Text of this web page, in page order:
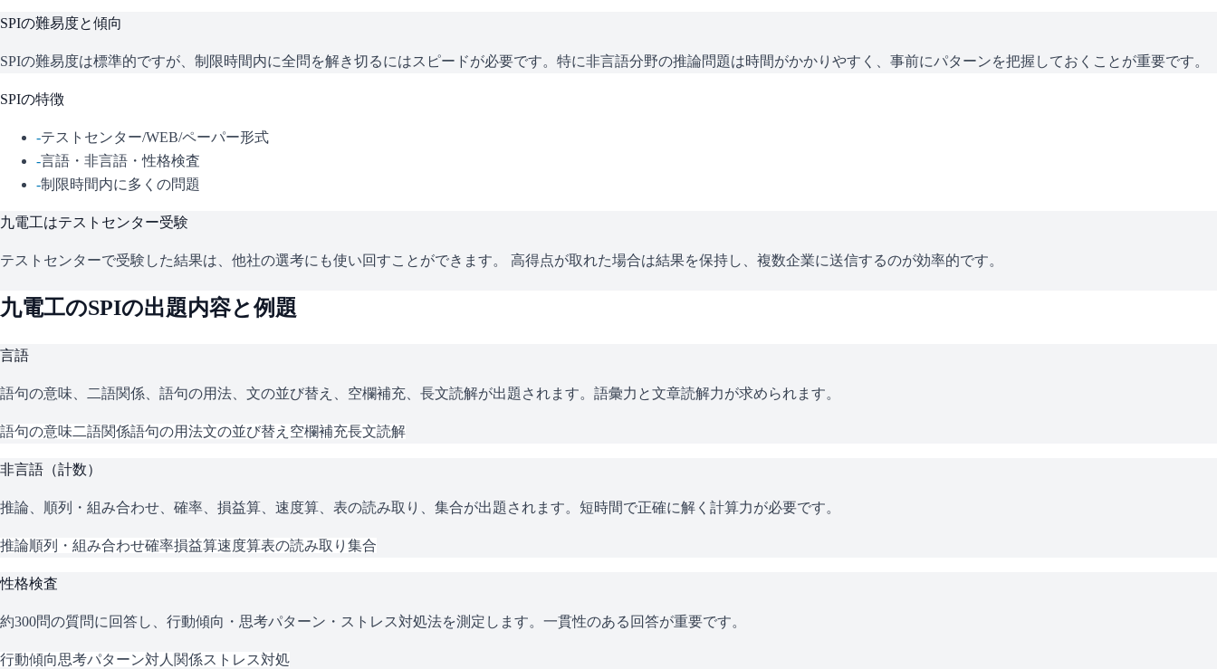
SPIの難易度と傾向
SPIの難易度は標準的ですが、制限時間内に全問を解き切るにはスピードが必要です。特に非言語分野の推論問題は時間がかかりやすく、事前にパターンを把握しておくことが重要です。
SPIの特徴
-テストセンター/WEB/ペーパー形式
-言語・非言語・性格検査
-制限時間内に多くの問題
九電工はテストセンター受験
テストセンターで受験した結果は、他社の選考にも使い回すことができます。 高得点が取れた場合は結果を保持し、複数企業に送信するのが効率的です。
九電工のSPIの出題内容と例題
言語
語句の意味、二語関係、語句の用法、文の並び替え、空欄補充、長文読解が出題されます。語彙力と文章読解力が求められます。
語句の意味二語関係語句の用法文の並び替え 空欄補充長文読解
非言語（計数）
推論、順列・組み合わせ、確率、損益算、速度算、表の読み取り、集合が出題されます。短時間で正確に解く計算力が必要です。
推論順列・組み合わせ確率損益算速度算表の読み取り 集合
性格検査
約300問の質問に回答し、行動傾向・思考パターン・ストレス対処法を測定します。一貫性のある回答が重要です。
行動傾向思考パターン対人関係ストレス対処